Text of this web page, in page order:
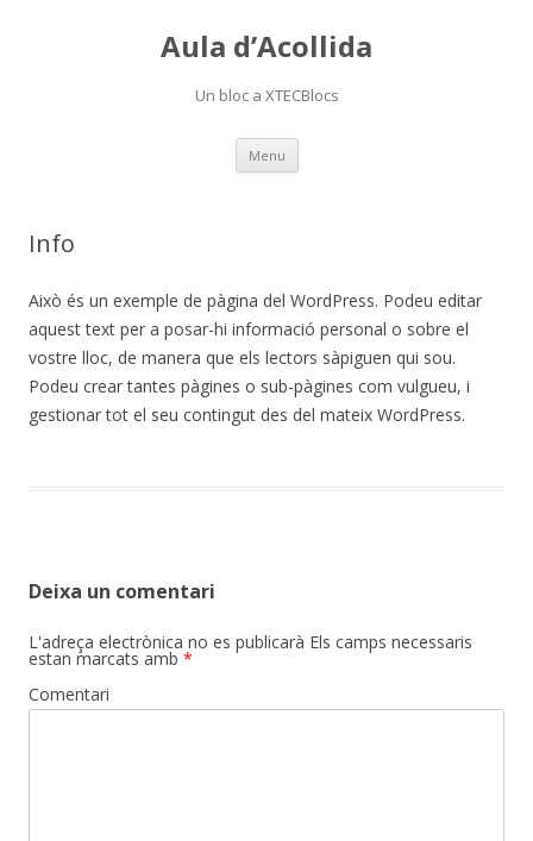
Aula d’Acollida
Un bloc a XTECBlocs
Menu Skip
content
Info
Això és un exemple de pàgina del WordPress. Podeu editar
aquest text per a posar-hi informació personal o sobre el
vostre lloc, de manera que els lectors sàpiguen qui sou.
Podeu crear tantes pàgines o sub-pàgines com vulgueu, i
gestionar tot el seu contingut des del mateix WordPress.
Deixa un comentari
L'adreça electrònica no es publicarà Els camps necessaris
estan marcats amb *
Comentari